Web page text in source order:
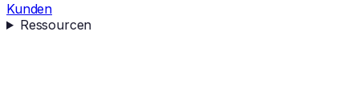
Kunden
Ressourcen